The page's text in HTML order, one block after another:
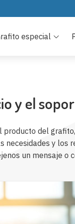
especial
y el
del
y
un mensaje o